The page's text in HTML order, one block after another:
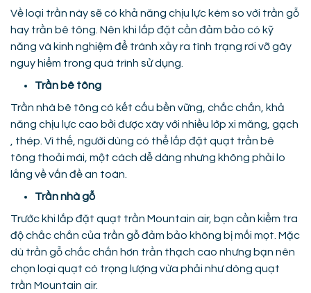
Về loại trần này sẽ có khả năng chịu lực kém so với trần gỗ
hay trần bê tông. Nên khi lắp đặt cần đảm bảo có kỹ
năng và kinh nghiệm để tránh xảy ra tình trạng rơi vỡ gây
nguy hiểm trong quá trình sử dụng.
Trần bê tông
Trần nhà bê tông có kết cấu bền vững, chắc chắn, khả
năng chịu lực cao bởi được xây với nhiều lớp xi măng, gạch
, thép. Vì thế, người dùng có thể lắp đặt quạt trần bê
tông thoải mái, một cách dễ dàng nhưng không phải lo
lắng về vấn đề an toàn.
Trần nhà gỗ
Trước khi lắp đặt quạt trần Mountain air, bạn cần kiểm tra
độ chắc chắn của trần gỗ đảm bảo không bị mối mọt. Mặc
dù trần gỗ chắc chắn hơn trần thạch cao nhưng bạn nên
chọn loại quạt có trọng lượng vừa phải như dòng quạt
trần Mountain air.